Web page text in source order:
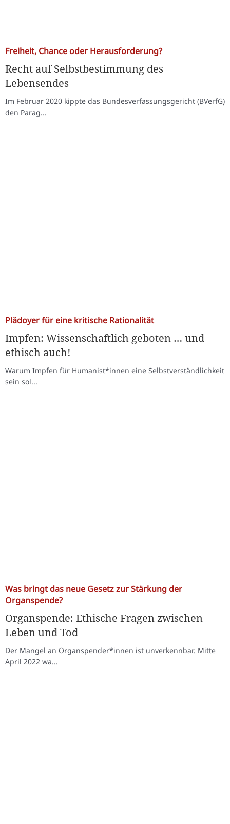
Freiheit, Chance oder Herausforderung?
Recht auf Selbstbestimmung des
Lebensendes
Im Februar 2020 kippte das Bundesverfassungsgericht (BVerfG)
den Parag...
Plädoyer für eine kritische Rationalität
Impfen: Wissenschaftlich geboten … und
ethisch auch!
Warum Impfen für Humanist*innen eine Selbstverständlichkeit
sein sol...
Was bringt das neue Gesetz zur Stärkung der
Organspende?
Organspende: Ethische Fragen zwischen
Leben und Tod
Der Mangel an Organspender*innen ist unverkennbar. Mitte
April 2022 wa...